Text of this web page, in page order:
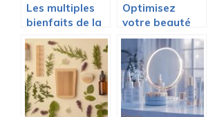
Les multiples
bienfaits de la
cosmetique bio
pour votre
beaute et
sante
Optimisez
votre beauté
naturelle avec
des
traitements
personnalisés
chez Reskin
Clinic